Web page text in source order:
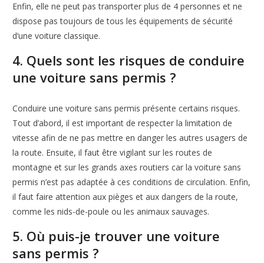
Enfin, elle ne peut pas transporter plus de 4 personnes et ne
dispose pas toujours de tous les équipements de sécurité
d’une voiture classique.
4. Quels sont les risques de conduire
une voiture sans permis ?
Conduire une voiture sans permis présente certains risques.
Tout d’abord, il est important de respecter la limitation de
vitesse afin de ne pas mettre en danger les autres usagers de
la route. Ensuite, il faut être vigilant sur les routes de
montagne et sur les grands axes routiers car la voiture sans
permis n’est pas adaptée à ces conditions de circulation. Enfin,
il faut faire attention aux pièges et aux dangers de la route,
comme les nids-de-poule ou les animaux sauvages.
5. Où puis-je trouver une voiture
sans permis ?